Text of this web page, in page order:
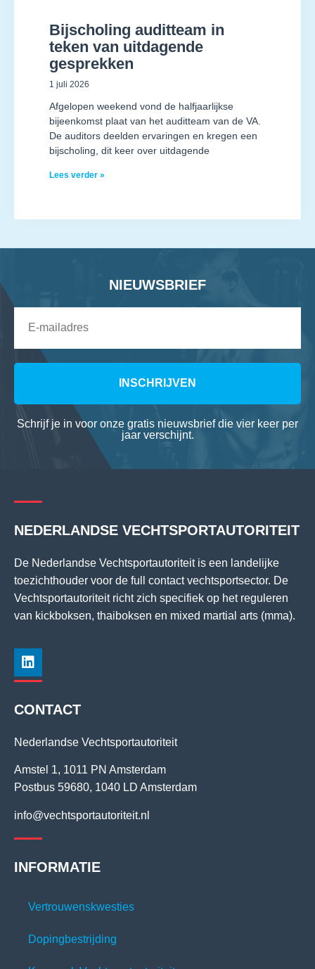
Bijscholing auditteam in
teken van uitdagende
gesprekken
1 juli 2026
Afgelopen weekend vond de halfjaarlijkse
bijeenkomst plaat van het auditteam van de VA.
De auditors deelden ervaringen en kregen een
bijscholing, dit keer over uitdagende
Lees verder »
NIEUWSBRIEF
INSCHRIJVEN
Schrijf je in voor onze gratis nieuwsbrief die vier keer per
jaar verschijnt.
NEDERLANDSE VECHTSPORTAUTORITEIT
De Nederlandse Vechtsportautoriteit is een landelijke
toezichthouder voor de full contact vechtsportsector. De
Vechtsportautoriteit richt zich specifiek op het reguleren
van kickboksen, thaiboksen en mixed martial arts (mma).
CONTACT
Nederlandse Vechtsportautoriteit
Amstel 1, 1011 PN Amsterdam
Postbus 59680, 1040 LD Amsterdam
info@vechtsportautoriteit.nl
INFORMATIE
Vertrouwenskwesties
Dopingbestrijding